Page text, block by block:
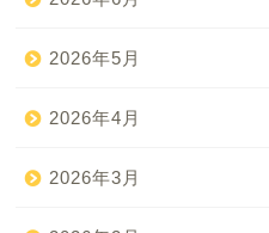
2026年5月
2026年4月
2026年3月